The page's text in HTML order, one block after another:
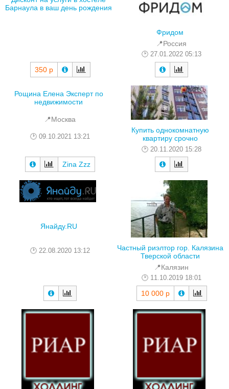
Барнаула в ваш день рождения
350 р
Фридом
📍Россия
27.01.2022 05:13
Рощина Елена Эксперт по
недвижимости
📍Москва
09.10.2021 13:21
Zina Zzz
Купить однокомнатную
квартиру срочно
20.11.2020 15:28
Янайду.RU
22.08.2020 13:12
Частный риэлтор гор. Калязина
Тверской области
📍Калязин
11.10.2019 18:01
10 000 р